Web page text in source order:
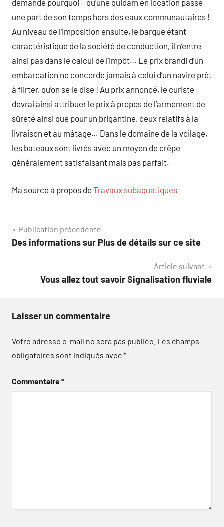
demande pourquoi – qu’une quidam en location passe
une part de son temps hors des eaux communautaires !
Au niveau de l’imposition ensuite, le barque étant
caractéristique de la société de conduction, il n’entre
ainsi pas dans le calcul de l’impôt… Le prix brandi d’un
embarcation ne concorde jamais à celui d’un navire prêt
à flirter, qu’on se le dise ! Au prix annoncé, le curiste
devrai ainsi attribuer le prix à propos de l’armement de
sûreté ainsi que pour un brigantine, ceux relatifs à la
livraison et au mâtage… Dans le domaine de la voilage,
les bateaux sont livrés avec un moyen de crêpe
généralement satisfaisant mais pas parfait.
Ma source à propos de Travaux subaquatiques
Navigation
de
Publication précédente
Des informations sur Plus de détails sur ce site
Article suivant
Vous allez tout savoir Signalisation fluviale
Laisser un commentaire
Votre adresse e-mail ne sera pas publiée. Les champs
obligatoires sont indiqués avec*
Commentaire*